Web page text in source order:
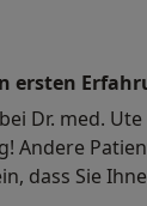
ersten
Dr. med.
Andere
dass Sie